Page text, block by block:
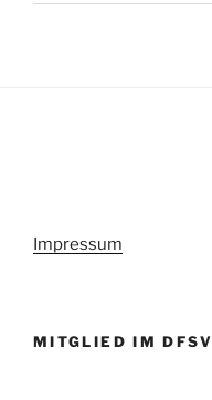
Impressum
MITGLIED IM DFSV